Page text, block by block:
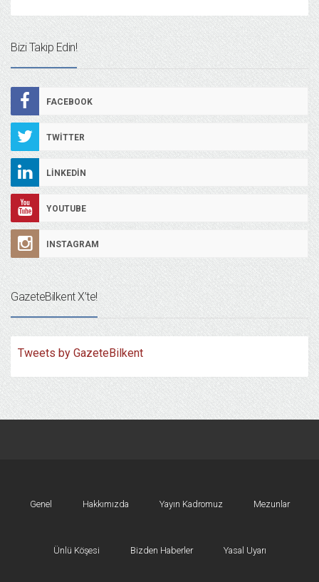
Bizi Takip Edin!
FACEBOOK
TWITTER
LINKEDIN
YOUTUBE
INSTAGRAM
GazeteBilkent X’te!
Tweets by GazeteBilkent
Genel Hakkımızda Yayın Kadromuz Mezunlar
Ünlü Köşesi Bizden Haberler Yasal Uyarı